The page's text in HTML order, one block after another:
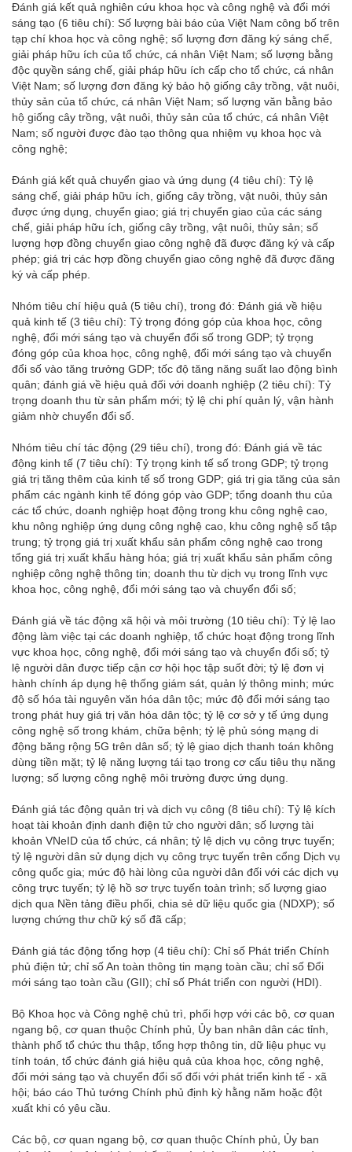
Đánh giá kết quả nghiên cứu khoa học và công nghệ và đổi mới
sáng tạo (6 tiêu chí): Số lượng bài báo của Việt Nam công bố trên
tạp chí khoa học và công nghệ; số lượng đơn đăng ký sáng chế,
giải pháp hữu ích của tổ chức, cá nhân Việt Nam; số lượng bằng
độc quyền sáng chế, giải pháp hữu ích cấp cho tổ chức, cá nhân
Việt Nam; số lượng đơn đăng ký bảo hộ giống cây trồng, vật nuôi,
thủy sản của tổ chức, cá nhân Việt Nam; số lượng văn bằng bảo
hộ giống cây trồng, vật nuôi, thủy sản của tổ chức, cá nhân Việt
Nam; số người được đào tạo thông qua nhiệm vụ khoa học và
công nghệ;
Đánh giá kết quả chuyển giao và ứng dụng (4 tiêu chí): Tỷ lệ
sáng chế, giải pháp hữu ích, giống cây trồng, vật nuôi, thủy sản
được ứng dụng, chuyển giao; giá trị chuyển giao của các sáng
chế, giải pháp hữu ích, giống cây trồng, vật nuôi, thủy sản; số
lượng hợp đồng chuyển giao công nghệ đã được đăng ký và cấp
phép; giá trị các hợp đồng chuyển giao công nghệ đã được đăng
ký và cấp phép.
Nhóm tiêu chí hiệu quả (5 tiêu chí), trong đó: Đánh giá về hiệu
quả kinh tế (3 tiêu chí): Tỷ trọng đóng góp của khoa học, công
nghệ, đổi mới sáng tạo và chuyển đổi số trong GDP; tỷ trọng
đóng góp của khoa học, công nghệ, đổi mới sáng tạo và chuyển
đổi số vào tăng trưởng GDP; tốc độ tăng năng suất lao động bình
quân; đánh giá về hiệu quả đối với doanh nghiệp (2 tiêu chí): Tỷ
trọng doanh thu từ sản phẩm mới; tỷ lệ chi phí quản lý, vận hành
giảm nhờ chuyển đổi số.
Nhóm tiêu chí tác động (29 tiêu chí), trong đó: Đánh giá về tác
động kinh tế (7 tiêu chí): Tỷ trọng kinh tế số trong GDP; tỷ trọng
giá trị tăng thêm của kinh tế số trong GDP; giá trị gia tăng của sản
phẩm các ngành kinh tế đóng góp vào GDP; tổng doanh thu của
các tổ chức, doanh nghiệp hoạt động trong khu công nghệ cao,
khu nông nghiệp ứng dụng công nghệ cao, khu công nghệ số tập
trung; tỷ trọng giá trị xuất khẩu sản phẩm công nghệ cao trong
tổng giá trị xuất khẩu hàng hóa; giá trị xuất khẩu sản phẩm công
nghiệp công nghệ thông tin; doanh thu từ dịch vụ trong lĩnh vực
khoa học, công nghệ, đổi mới sáng tạo và chuyển đổi số;
Đánh giá về tác động xã hội và môi trường (10 tiêu chí): Tỷ lệ lao
động làm việc tại các doanh nghiệp, tổ chức hoạt động trong lĩnh
vực khoa học, công nghệ, đổi mới sáng tạo và chuyển đổi số; tỷ
lệ người dân được tiếp cận cơ hội học tập suốt đời; tỷ lệ đơn vị
hành chính áp dụng hệ thống giám sát, quản lý thông minh; mức
độ số hóa tài nguyên văn hóa dân tộc; mức độ đổi mới sáng tạo
trong phát huy giá trị văn hóa dân tộc; tỷ lệ cơ sở y tế ứng dụng
công nghệ số trong khám, chữa bệnh; tỷ lệ phủ sóng mạng di
động băng rộng 5G trên dân số; tỷ lệ giao dịch thanh toán không
dùng tiền mặt; tỷ lệ năng lượng tái tạo trong cơ cấu tiêu thụ năng
lượng; số lượng công nghệ môi trường được ứng dụng.
Đánh giá tác động quản trị và dịch vụ công (8 tiêu chí): Tỷ lệ kích
hoạt tài khoản định danh điện tử cho người dân; số lượng tài
khoản VNeID của tổ chức, cá nhân; tỷ lệ dịch vụ công trực tuyến;
tỷ lệ người dân sử dụng dịch vụ công trực tuyến trên cổng Dịch vụ
công quốc gia; mức độ hài lòng của người dân đối với các dịch vụ
công trực tuyến; tỷ lệ hồ sơ trực tuyến toàn trình; số lượng giao
dịch qua Nền tảng điều phối, chia sẻ dữ liệu quốc gia (NDXP); số
lượng chứng thư chữ ký số đã cấp;
Đánh giá tác động tổng hợp (4 tiêu chí): Chỉ số Phát triển Chính
phủ điện tử; chỉ số An toàn thông tin mạng toàn cầu; chỉ số Đổi
mới sáng tạo toàn cầu (GII); chỉ số Phát triển con người (HDI).
Bộ Khoa học và Công nghệ chủ trì, phối hợp với các bộ, cơ quan
ngang bộ, cơ quan thuộc Chính phủ, Ủy ban nhân dân các tỉnh,
thành phố tổ chức thu thập, tổng hợp thông tin, dữ liệu phục vụ
tính toán, tổ chức đánh giá hiệu quả của khoa học, công nghệ,
đổi mới sáng tạo và chuyển đổi số đối với phát triển kinh tế - xã
hội; báo cáo Thủ tướng Chính phủ định kỳ hằng năm hoặc đột
xuất khi có yêu cầu.
Các bộ, cơ quan ngang bộ, cơ quan thuộc Chính phủ, Ủy ban